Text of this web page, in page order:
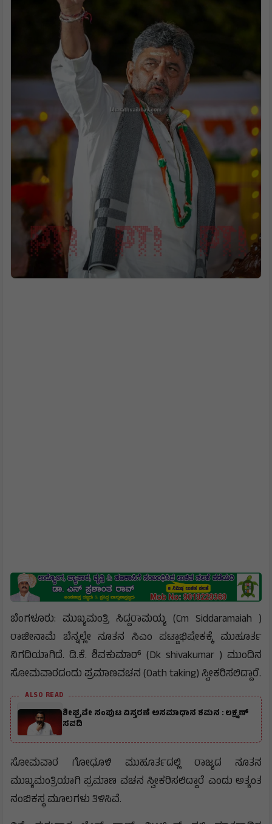
ಬೆಂಗಳೂರು: ಮುಖ್ಯಮಂತ್ರಿ ಸಿದ್ದರಾಮಯ್ಯ (Cm Siddaramaiah )
ರಾಜೀನಾಮೆ ಬೆನ್ನಲ್ಲೇ ನೂತನ ಸಿಎಂ ಪಟ್ಟಾಭಿಷೇಕಕ್ಕೆ ಮುಹೂರ್ತ
ನಿಗದಿಯಾಗಿದೆ. ಡಿ.ಕೆ. ಶಿವಕುಮಾರ್ (Dk shivakumar ) ಮುಂದಿನ
ಸೋಮವಾರದಂದು ಪ್ರಮಾಣವಚನ (Oath taking) ಸ್ವೀಕರಿಸಲಿದ್ದಾರೆ.
ALSO READ
ಶೀಘ್ರವೇ ಸಂಪುಟ ವಿಸ್ತರಣೆ ಅಸಮಾಧಾನ ಶಮನ : ಲಕ್ಷ್ಮಣ್
ಸವದಿ
ಸೋಮವಾರ ಗೋಧೂಳಿ ಮುಹೂರ್ತದಲ್ಲಿ ರಾಜ್ಯದ ನೂತನ
ಮುಖ್ಯಮಂತ್ರಿಯಾಗಿ ಪ್ರಮಾಣ ವಚನ ಸ್ವೀಕರಿಸಲಿದ್ದಾರೆ ಎಂದು ಅತ್ಯಂತ
ನಂಬಿಕಸ್ಥ ಮೂಲಗಳು ತಿಳಿಸಿವೆ.